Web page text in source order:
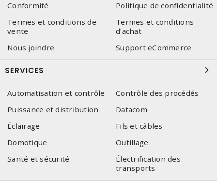
Conformité
Politique de confidentialité
Termes et conditions de
vente
Termes et conditions
d'achat
Nous joindre
Support eCommerce
SERVICES
Automatisation et contrôle
Contrôle des procédés
Puissance et distribution
Datacom
Éclairage
Fils et câbles
Domotique
Outillage
Santé et sécurité
Électrification des
transports